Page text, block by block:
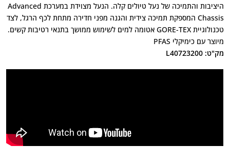
היציבות והתמיכה של נעל טיולים קלה. הנעל מצוידת במערכת Advanced
Chassis המספקת תמיכה צידית והגנה מפני חדירה מתחת לכף הרגל, לצד
טכנולוגיית GORE-TEX אטומה למים לשימוש ממושך בתנאי רטיבות קשים.
מיוצר עם כימיקלי PFAS
מק"ט: L40723200